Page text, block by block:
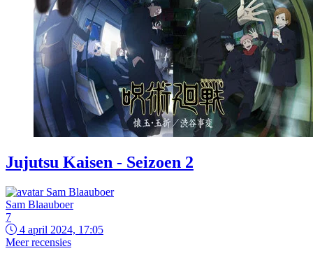
Jujutsu Kaisen - Seizoen 2
Sam Blaauboer
7
4 april 2024, 17:05
Meer recensies